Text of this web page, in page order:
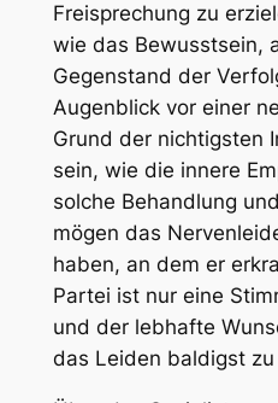
Freisprechung zu
wie das Bewusstsein,
Gegenstand der
Augenblick vor einer
Grund der nichtigsten
sein, wie die innere
solche Behandlung
mögen das
haben, an dem er
Partei ist nur eine
und der lebhafte
das Leiden baldigst